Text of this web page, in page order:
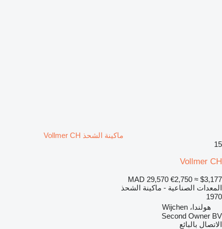
ماكينة الشحذ Vollmer CH
15
Vollmer CH
MAD 29,570 €2,750 ≈ $3,177
المعدات الصناعية - ماكينة الشحذ
1970
هولندا، Wijchen
Second Owner BV
الاتصال بالبائع